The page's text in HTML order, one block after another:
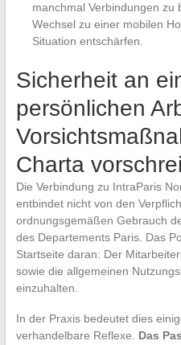
manchmal Verbindungen zu
Wechsel zu einer mobilen
Situation entschärfen.
Sicherheit an
persönlichen
Charta
Die Verbindung zu IntraParis
entbindet nicht von den
ordnungsgemäßen Gebrauch
des Departements Paris. Das
Startseite daran: Der
sowie die allgemeinen
einzuhalten.
In der Praxis bedeutet dies
verhandelbare Reflexe. Das